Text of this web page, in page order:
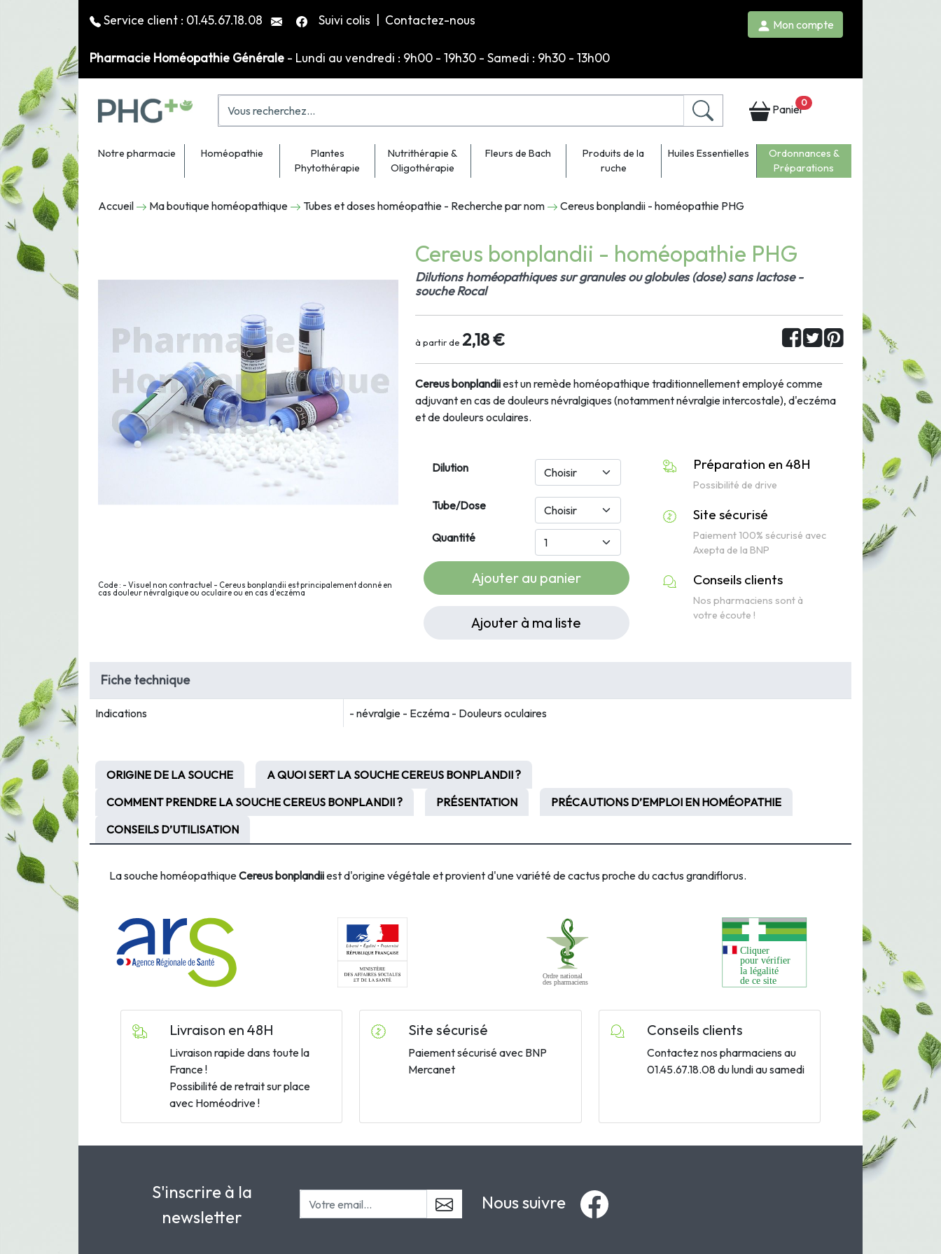
Service client : 01.45.67.18.08 Suivi colis Contactez-nous Mon compte
Pharmacie Homéopathie Générale - Lundi au vendredi : 9h00 - 19h30 - Samedi : 9h30 - 13h00
Panier0
Notre pharmacie Homéopathie
Plantes
Phytothérapie
Nutrithérapie &
Oligothérapie
Fleurs de Bach
Produits de la
ruche
Huiles Essentielles
Ordonnances &
Préparations
Accueil Ma boutique homéopathique Tubes et doses homéopathie - Recherche par nom Cereus bonplandii - homéopathie PHG
Code : - Visuel non contractuel - Cereus bonplandii est principalement donné en
cas douleur névralgique ou oculaire ou en cas d'eczéma
Cereus bonplandii - homéopathie PHG
Dilutions homéopathiques sur granules ou globules (dose) sans lactose -
souche Rocal
à partir de2,18 €
Cereus bonplandiiest un remède homéopathique traditionnellement employé comme
adjuvant en cas de douleurs névralgiques (notamment névralgie intercostale), d'eczéma
et de douleurs oculaires.
Dilution
Tube/Dose
Quantité
Ajouter au panier
Ajouter à ma liste
Préparation en 48H
Possibilité de drive
Site sécurisé
Paiement 100% sécurisé avec
Axepta de la BNP
Conseils clients
Nos pharmaciens sont à
votre écoute !
Fiche technique
Indications - névralgie - Eczéma - Douleurs oculaires
ORIGINE DE LA SOUCHE
A QUOI SERT LA SOUCHE CEREUS BONPLANDII ?
COMMENT PRENDRE LA SOUCHE CEREUS BONPLANDII ?
PRÉSENTATION
PRÉCAUTIONS D’EMPLOI EN HOMÉOPATHIE
CONSEILS D’UTILISATION
La souche homéopathiqueCereus bonplandiiest d'origine végétale et provient d'une variété de cactus proche du cactus grandiflorus.
Livraison en 48H
Livraison rapide dans toute la
France !
Possibilité de retrait sur place
avec Homéodrive !
Site sécurisé
Paiement sécurisé avec BNP
Mercanet
Conseils clients
Contactez nos pharmaciens au
01.45.67.18.08 du lundi au samedi
S'inscrire à la
newsletter
Nous suivre